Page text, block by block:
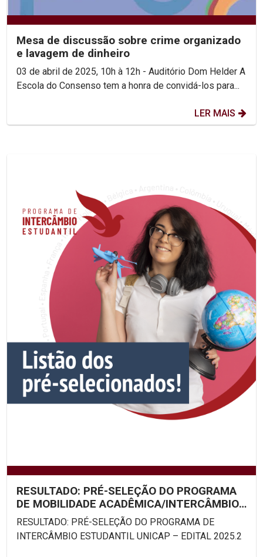
Mesa de discussão sobre crime organizado
e lavagem de dinheiro
03 de abril de 2025, 10h à 12h - Auditório Dom Helder A
Escola do Consenso tem a honra de convidá-los para...
LER MAIS
RESULTADO: PRÉ-SELEÇÃO DO PROGRAMA
DE MOBILIDADE ACADÊMICA/INTERCÂMBIO
ESTUDANTIL UNICAP – EDITAL...
RESULTADO: PRÉ-SELEÇÃO DO PROGRAMA DE
INTERCÂMBIO ESTUDANTIL UNICAP – EDITAL 2025.2